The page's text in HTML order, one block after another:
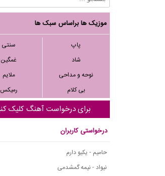
موزیک ها براساس سبک ها
پاپ
سنتی
شاد
غمگین
نوحه و مداحی
ملایم
بی کلام
رمیکس
برای درخواست آهنگ کلیک
درخواستی کاربران
حامیم - یکیو دارم
نیواد - نیمه گمشدمی